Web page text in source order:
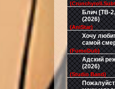
Блич [ТВ-
(2026)
(AniStar)
Хочу
самой
(FumoDub)
Адский
(2026)
(Studio Band)